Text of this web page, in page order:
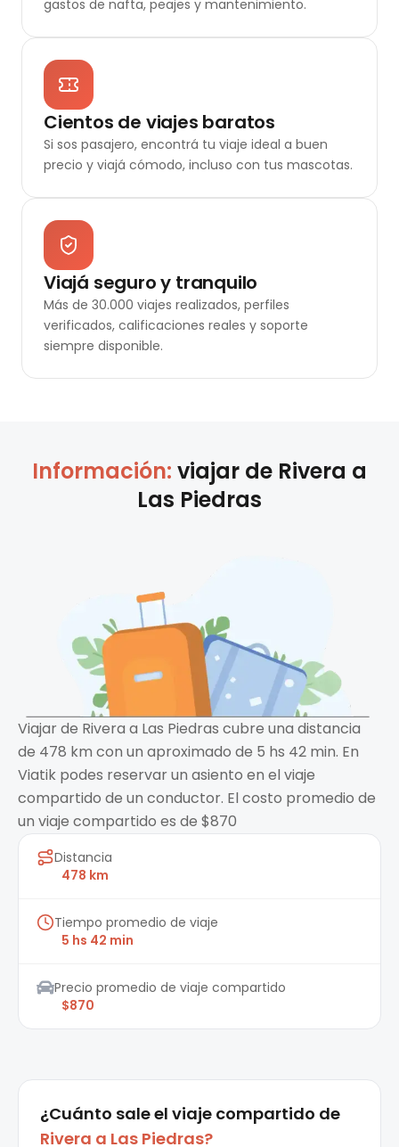
gastos de nafta, peajes y mantenimiento.
Cientos de viajes baratos
Si sos pasajero, encontrá tu viaje ideal a buen
precio y viajá cómodo, incluso con tus mascotas.
Viajá seguro y tranquilo
Más de 30.000 viajes realizados, perfiles
verificados, calificaciones reales y soporte
siempre disponible.
Información: viajar de Rivera a
Las Piedras
Viajar de Rivera a Las Piedras cubre una distancia
de 478 km con un aproximado de 5 hs 42 min. En
Viatik podes reservar un asiento en el viaje
compartido de un conductor. El costo promedio de
un viaje compartido es de $870
Distancia
478 km
Tiempo promedio de viaje
5 hs 42 min
Precio promedio de viaje compartido
$870
¿Cuánto sale el viaje compartido de
Rivera a Las Piedras?